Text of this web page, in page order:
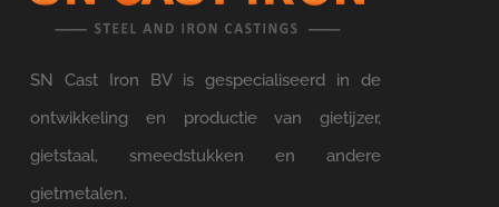
SN Cast Iron BV is gespecialiseerd in de
ontwikkeling en productie van gietijzer,
gietstaal, smeedstukken en andere
gietmetalen.